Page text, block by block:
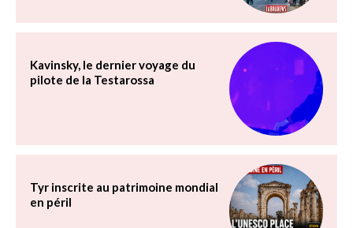
Kavinsky, le dernier voyage du
pilote de la Testarossa
Tyr inscrite au patrimoine mondial
en péril